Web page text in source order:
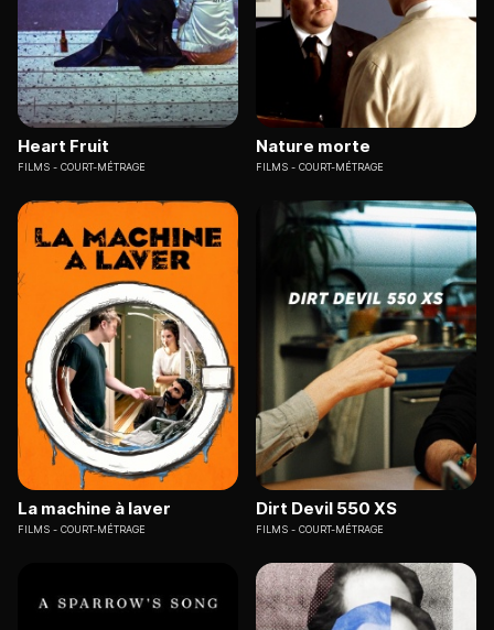
Heart Fruit
FILMS COURT-MÉTRAGE
Nature morte
FILMS COURT-MÉTRAGE
La machine à laver
FILMS COURT-MÉTRAGE
Dirt Devil 550 XS
FILMS COURT-MÉTRAGE